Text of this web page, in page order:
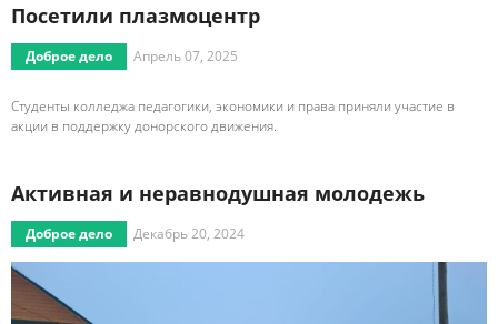
Посетили плазмоцентр
Доброе дело Апрель 07, 2025
Студенты колледжа педагогики, экономики и права приняли участие в
акции в поддержку донорского движения.
Активная и неравнодушная молодежь
Доброе дело Декабрь 20, 2024